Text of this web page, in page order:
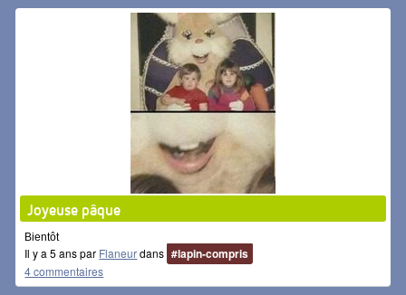
Joyeuse pâque
Bientôt
Il y a 5 ans par Flaneurdans #lapin-compris
4 commentaires